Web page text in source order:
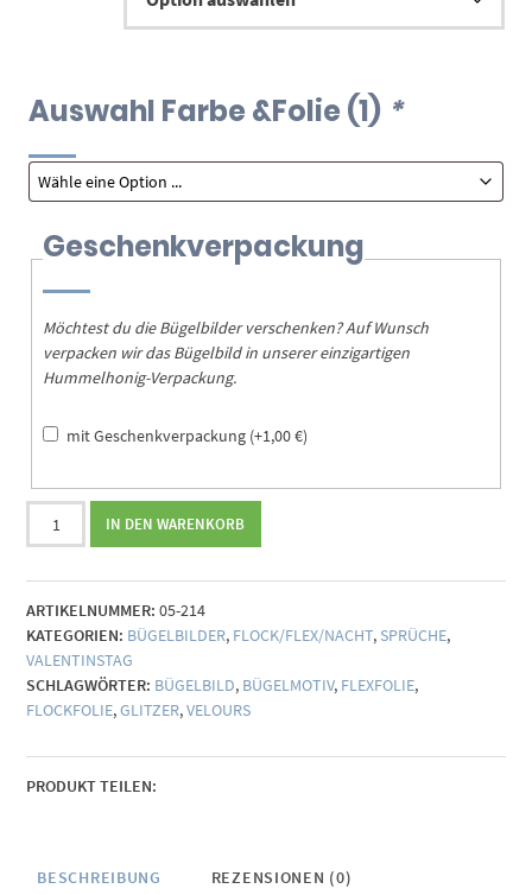
Auswahl Farbe &Folie (1) *
Geschenkverpackung
Möchtest du die Bügelbilder verschenken? Auf Wunsch
verpacken wir das Bügelbild in unserer einzigartigen
Hummelhonig-Verpackung.
mit Geschenkverpackung (+1,00€)
#Näherholung
Menge
IN DEN WARENKORB
ARTIKELNUMMER: 05-214
KATEGORIEN: BÜGELBILDER, FLOCK/FLEX/NACHT, SPRÜCHE,
VALENTINSTAG
SCHLAGWÖRTER: BÜGELBILD, BÜGELMOTIV, FLEXFOLIE,
FLOCKFOLIE,GLITZER,VELOURS
PRODUKT TEILEN:
BESCHREIBUNG REZENSIONEN (0)